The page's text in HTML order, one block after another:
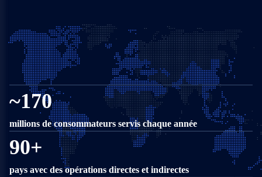
Culligan lance le premier adoucisseur High tech, équipé d’une
technologie de pointe grâce à sa vanne 6 pistons
2016
Culligan lance le Click & Drink qui fournit une eau micro filtrée à partir
d’un robinet existant
2017-2020
Culligan se lance en Australie, au Royaume-Uni, en Allemagne, au
Brésil, au Portugal, en Pologne...
2023
~170
millions de consommateurs servis chaque année
90+
pays avec des opérations directes et indirectes